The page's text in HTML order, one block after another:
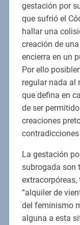
gestación por
que sufrió el
hallar una
creación de
encierra en un
Por ello
regular nada al
que defina en
de ser
creaciones
La gestación
subrogada son
“alquiler de
del feminismo
alguna a esta